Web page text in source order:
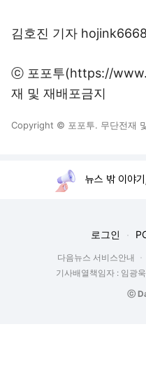
김호진 기자
ⓒ 포포투(https://
재 및 재배포금지
Copyright © 포포투. 무단전재
뉴스 밖 이야
로그인
다음뉴스 서비스안내
기사배열책임자 : 임광욱
ⓒ